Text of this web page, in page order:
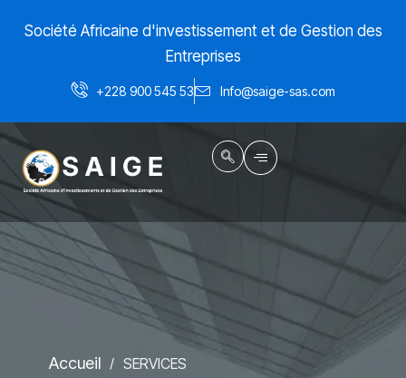
Société Africaine d'investissement et de Gestion des
Entreprises
+228 900 545 53 Info@saige-sas.com
Accueil / SERVICES